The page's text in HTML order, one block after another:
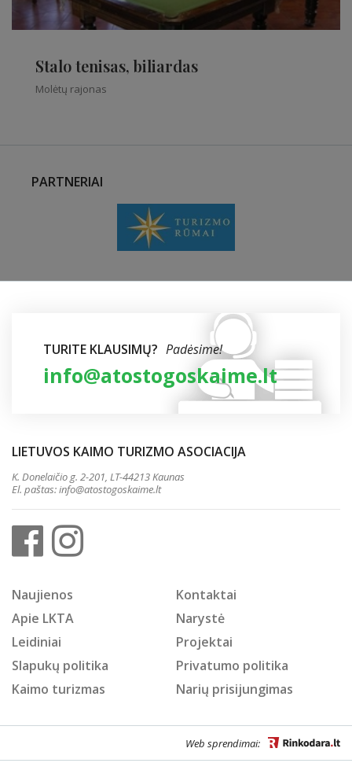
Stalo tenisas, biliardas
Molėtų rajonas
PARTNERIAI
TURITE KLAUSIMŲ? Padėsime!
info@atostogoskaime.lt
LIETUVOS KAIMO TURIZMO ASOCIACIJA
K. Donelaičio g. 2-201, LT-44213 Kaunas
El. paštas:info@atostogoskaime.lt
Naujienos
Kontaktai
Apie LKTA
Narystė
Leidiniai
Projektai
Slapukų politika
Privatumo politika
Kaimo turizmas
Narių prisijungimas
Web sprendimai: